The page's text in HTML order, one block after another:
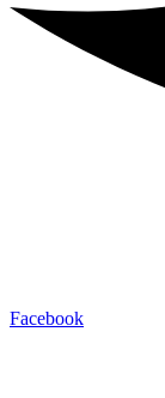
Facebook